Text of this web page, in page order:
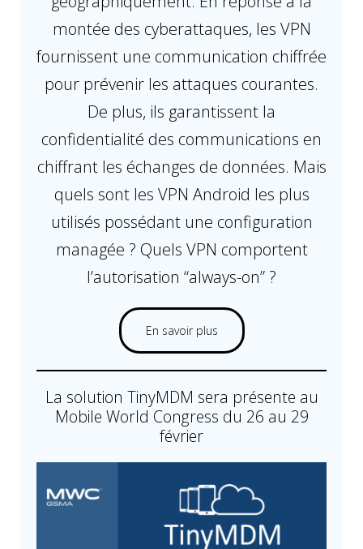
montée des cyberattaques, les VPN
fournissent une communication chiffrée
pour prévenir les attaques courantes.
De plus, ils garantissent la
confidentialité des communications en
chiffrant les échanges de données. Mais
quels sont les VPN Android les plus
utilisés possédant une configuration
managée ? Quels VPN comportent
l’autorisation “always-on” ?
En savoir plus
La solution TinyMDM sera présente au
Mobile World Congress du 26 au 29
février